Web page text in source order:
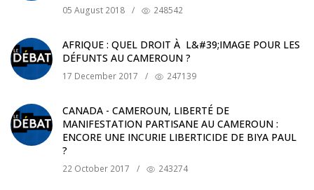
05 August 2018 / 248542
AFRIQUE : QUEL DROIT À L&#39;IMAGE POUR LES
DÉFUNTS AU CAMEROUN ?
17 December 2017 / 247139
CANADA - CAMEROUN, LIBERTÉ DE
MANIFESTATION PARTISANE AU CAMEROUN :
ENCORE UNE INCURIE LIBERTICIDE DE BIYA PAUL
?
22 October 2017 / 243274